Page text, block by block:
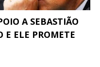
A SEBASTIÃO
E ELE PROMETE